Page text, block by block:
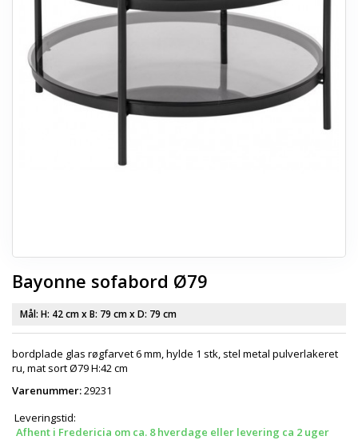
TÆPPER
LAMPER
HAVEMØBLER
ENTREMØBLER
Bayonne sofabord Ø79
Mål: H: 42 cmx B: 79 cmx D: 79 cm
bordplade glas røgfarvet 6 mm, hylde 1 stk, stel metal pulverlakeret
ru, mat sortØ79H:42 cm
Varenummer:29231
Leveringstid:
Afhent i Fredericia om ca. 8 hverdage eller levering ca 2 uger